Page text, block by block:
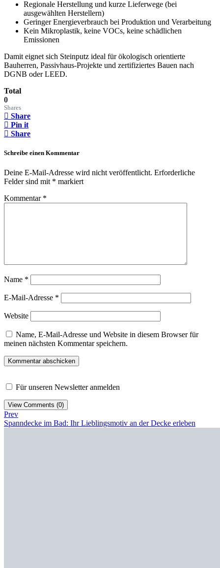
Regionale Herstellung und kurze Lieferwege (bei
ausgewählten Herstellern)
Geringer Energieverbrauch bei Produktion und Verarbeitung
Kein Mikroplastik, keine VOCs, keine schädlichen
Emissionen
Damit eignet sich Steinputz ideal für ökologisch orientierte
Bauherren, Passivhaus-Projekte und zertifiziertes Bauen nach
DGNB oder LEED.
Total
0
Shares
Share
Pin it
Share
Schreibe einen Kommentar
Deine E-Mail-Adresse wird nicht veröffentlicht. Erforderliche
Felder sind mit * markiert
Kommentar *
Name *
E-Mail-Adresse *
Website
Name, E-Mail-Adresse und Website in diesem Browser für
meinen nächsten Kommentar speichern.
Für unseren Newsletter anmelden
View Comments (0)
Prev
Spanndecke im Bad: Ihr Lieblingsmotiv an der Decke erleben